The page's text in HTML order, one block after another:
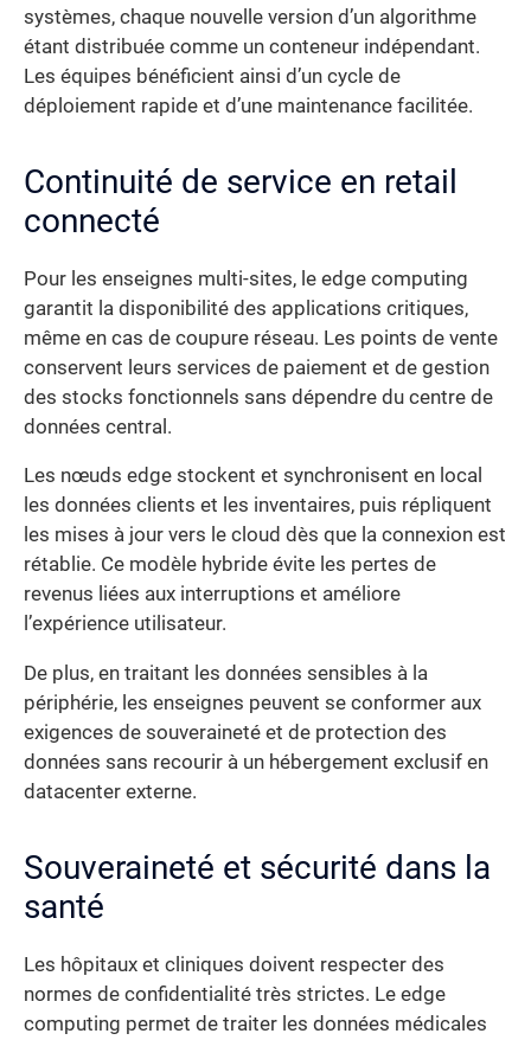
systèmes, chaque nouvelle version d’un algorithme
étant distribuée comme un conteneur indépendant.
Les équipes bénéficient ainsi d’un cycle de
déploiement rapide et d’une maintenance facilitée.
Continuité de service en retail
connecté
Pour les enseignes multi-sites, le edge computing
garantit la disponibilité des applications critiques,
même en cas de coupure réseau. Les points de vente
conservent leurs services de paiement et de gestion
des stocks fonctionnels sans dépendre du centre de
données central.
Les nœuds edge stockent et synchronisent en local
les données clients et les inventaires, puis répliquent
les mises à jour vers le cloud dès que la connexion est
rétablie. Ce modèle hybride évite les pertes de
revenus liées aux interruptions et améliore
l’expérience utilisateur.
De plus, en traitant les données sensibles à la
périphérie, les enseignes peuvent se conformer aux
exigences de souveraineté et de protection des
données sans recourir à un hébergement exclusif en
datacenter externe.
Souveraineté et sécurité dans la
santé
Les hôpitaux et cliniques doivent respecter des
normes de confidentialité très strictes. Le edge
computing permet de traiter les données médicales